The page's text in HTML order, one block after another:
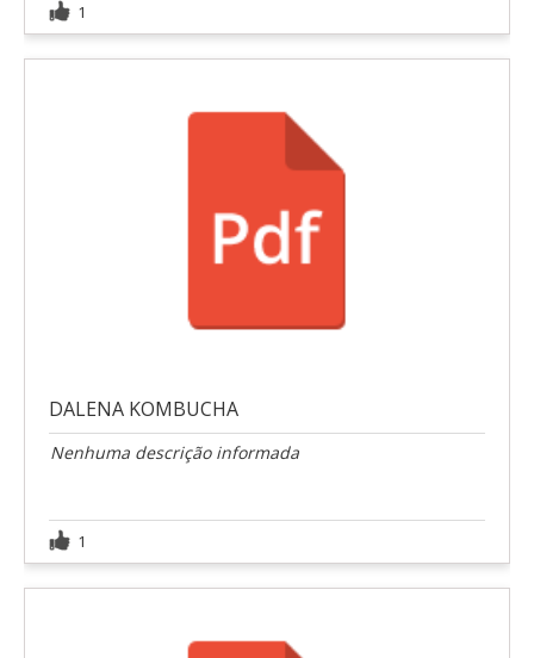
1
DALENA KOMBUCHA
Nenhuma descrição informada
1